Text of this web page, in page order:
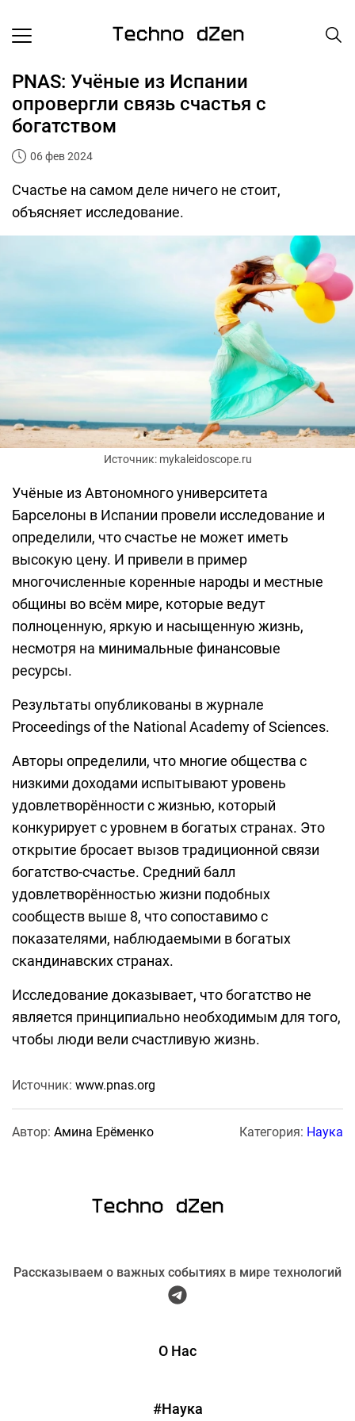
PNAS: Учёные из Испании
опровергли связь счастья с
богатством
06 фев 2024
Счастье на самом деле ничего не стоит,
объясняет исследование.
Источник: mykaleidoscope.ru
Учёные из Автономного университета
Барселоны в Испании провели исследование и
определили, что счастье не может иметь
высокую цену. И привели в пример
многочисленные коренные народы и местные
общины во всём мире, которые ведут
полноценную, яркую и насыщенную жизнь,
несмотря на минимальные финансовые
ресурсы.
Результаты опубликованы в журнале
Proceedings of the National Academy of Sciences.
Авторы определили, что многие общества с
низкими доходами испытывают уровень
удовлетворённости с жизнью, который
конкурирует с уровнем в богатых странах. Это
открытие бросает вызов традиционной связи
богатство-счастье. Средний балл
удовлетворённостью жизни подобных
сообществ выше 8, что сопоставимо с
показателями, наблюдаемыми в богатых
скандинавских странах.
Исследование доказывает, что богатство не
является принципиально необходимым для того,
чтобы люди вели счастливую жизнь.
Источник: www.pnas.org
Автор: Амина Ерёменко Категория: Наука
Рассказываем о важных событиях в мире технологий
О Нас
#Наука